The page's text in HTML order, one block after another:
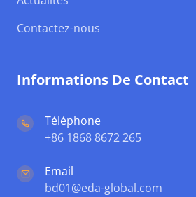
Contactez-nous
Informations De Contact
Téléphone
+86 1868 8672 265
Email
bd01@eda-global.com